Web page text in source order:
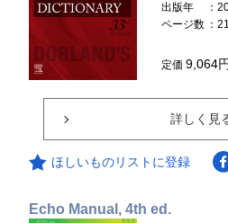
出版年
：
ページ数 ：
定価9,064
詳しく見
ほしいものリストに登録
Echo Manual, 4th ed.